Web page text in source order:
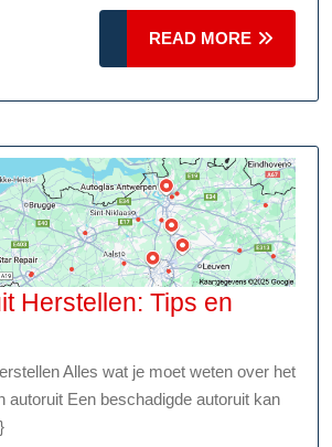
Deal
READ MORE
MORE
Herstellen: Tips en
Alles wat je moet weten over het
autoruit Een beschadigde autoruit kan